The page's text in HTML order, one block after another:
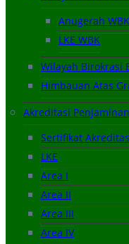
Anugerah WBK
LKE WBK
Wilayah Birokrasi
Himbauan Atas
Akreditasi
Sertifikat
LKE
Area I
Area II
Area III
Area IV